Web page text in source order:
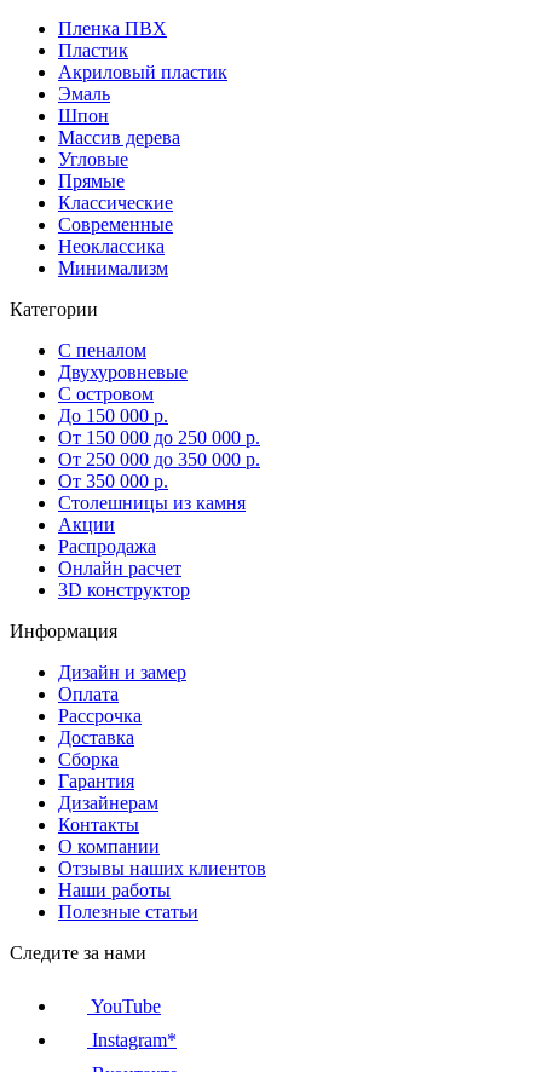
Пленка ПВХ
Пластик
Акриловый пластик
Эмаль
Шпон
Массив дерева
Угловые
Прямые
Классические
Современные
Неоклассика
Минимализм
Категории
С пеналом
Двухуровневые
С островом
До 150 000 р.
От 150 000 до 250 000 р.
От 250 000 до 350 000 р.
От 350 000 р.
Столешницы из камня
Акции
Распродажа
Онлайн расчет
3D конструктор
Информация
Дизайн и замер
Оплата
Рассрочка
Доставка
Сборка
Гарантия
Дизайнерам
Контакты
О компании
Отзывы наших клиентов
Наши работы
Полезные статьи
Следите за нами
YouTube
Instagram*